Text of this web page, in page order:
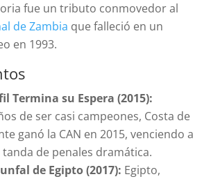
fue un tributo conmovedor al
de Zambia que falleció en un
en 1993.
Termina su Espera (2015):
de ser casi campeones, Costa de
ganó la CAN en 2015, venciendo a
de penales dramática.
de Egipto (2017): Egipto,